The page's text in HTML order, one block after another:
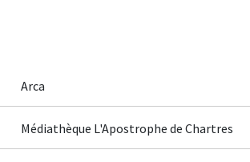
Arca
Médiathèque L'Apostrophe de Chartres